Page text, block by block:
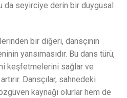
da seyirciye derin bir duygusal
bir diğeri, dansçının
yansımasıdır. Bu dans türü,
keşfetmelerini sağlar ve
Dansçılar, sahnedeki
kaynağı olurlar hem de